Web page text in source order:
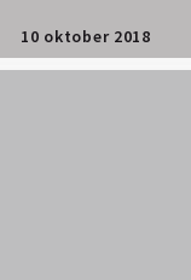
10 oktober 2018